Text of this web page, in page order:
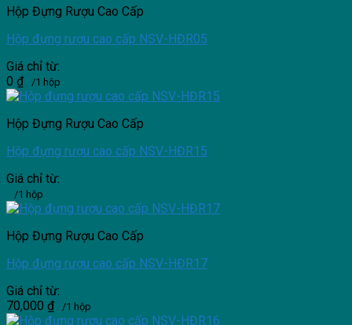
Hộp Đựng Rượu Cao Cấp
Hộp đựng rượu cao cấp NSV-HĐR05
Giá chỉ từ:
0 ₫ /1 hộp
Hộp Đựng Rượu Cao Cấp
Hộp đựng rượu cao cấp NSV-HĐR15
Giá chỉ từ:
/1 hộp
Hộp Đựng Rượu Cao Cấp
Hộp đựng rượu cao cấp NSV-HĐR17
Giá chỉ từ:
70,000 ₫ /1 hộp